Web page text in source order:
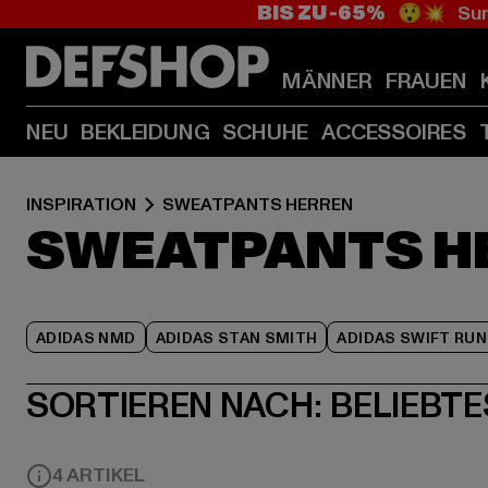
BIS ZU -65% 😲💥
MÄNNER FRAUEN
NEU BEKLEIDUNG SCHUHE ACCESSOIRES
INSPIRATION SWEATPANTS HERREN
SWEATPANTS
ADIDAS NMD ADIDAS STAN SMITH ADIDAS SWIFT RUN
SORTIEREN NACH:
4 ARTIKEL